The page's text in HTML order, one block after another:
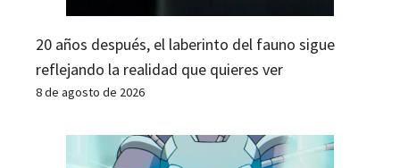
20 años después, el laberinto del fauno sigue
reflejando la realidad que quieres ver
8 de agosto de 2026